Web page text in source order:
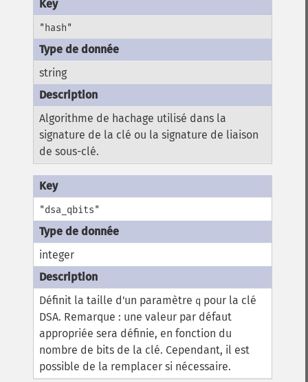
"hash"
string
Algorithme de hachage utilisé dans la
signature de la clé ou la signature de liaison
de sous-clé.
"dsa_qbits"
integer
Définit la taille d'un paramètre q pour la clé
DSA. Remarque : une valeur par défaut
appropriée sera définie, en fonction du
nombre de bits de la clé. Cependant, il est
possible de la remplacer si nécessaire.